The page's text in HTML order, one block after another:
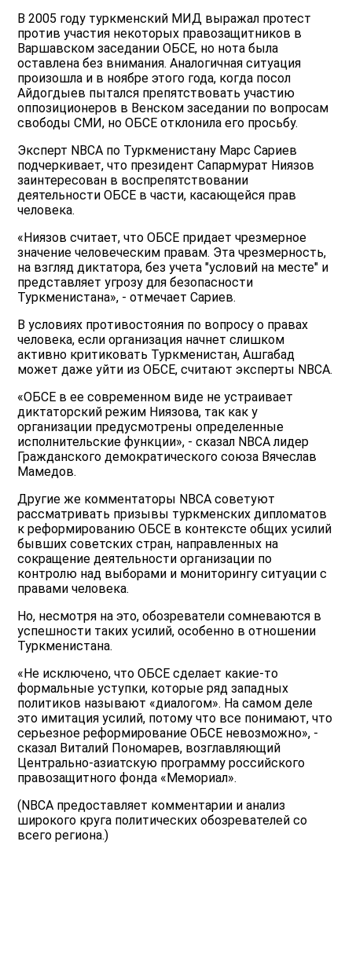
В 2005 году туркменский МИД выражал протест
против участия некоторых правозащитников в
Варшавском заседании ОБСЕ, но нота была
оставлена без внимания. Аналогичная ситуация
произошла и в ноябре этого года, когда посол
Айдогдыев пытался препятствовать участию
оппозиционеров в Венском заседании по вопросам
свободы СМИ, но ОБСЕ отклонила его просьбу.
Эксперт NBСA по Туркменистану Марс Сариев
подчеркивает, что президент Сапармурат Ниязов
заинтересован в воспрепятствовании
деятельности ОБСЕ в части, касающейся прав
человека.
«Ниязов считает, что ОБСЕ придает чрезмерное
значение человеческим правам. Эта чрезмерность,
на взгляд диктатора, без учета "условий на месте" и
представляет угрозу для безопасности
Туркменистана», - отмечает Сариев.
В условиях противостояния по вопросу о правах
человека, если организация начнет слишком
активно критиковать Туркменистан, Ашгабад
может даже уйти из ОБСЕ, считают эксперты NBCA.
«ОБСЕ в ее современном виде не устраивает
диктаторский режим Ниязова, так как у
организации предусмотрены определенные
исполнительские функции», - сказал NBCA лидер
Гражданского демократического союза Вячеслав
Мамедов.
Другие же комментаторы NBCA советуют
рассматривать призывы туркменских дипломатов
к реформированию ОБСЕ в контексте общих усилий
бывших советских стран, направленных на
сокращение деятельности организации по
контролю над выборами и мониторингу ситуации с
правами человека.
Но, несмотря на это, обозреватели сомневаются в
успешности таких усилий, особенно в отношении
Туркменистана.
«Не исключено, что ОБСЕ сделает какие-то
формальные уступки, которые ряд западных
политиков называют «диалогом». На самом деле
это имитация усилий, потому что все понимают, что
серьезное реформирование ОБСЕ невозможно», -
сказал Виталий Пономарев, возглавляющий
Центрально-азиатскую программу российского
правозащитного фонда «Мемориал».
(NBCA предоставляет комментарии и анализ
широкого круга политических обозревателей со
всего региона.)